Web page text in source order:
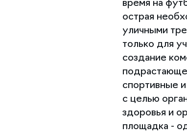
время на
острая
уличными
только для
создание
спортивные
с целью
здоровья и
площадка -